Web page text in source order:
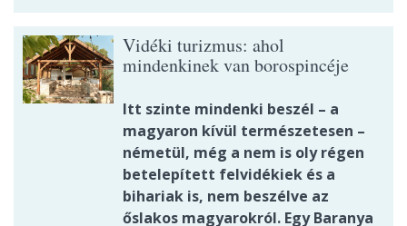
Vidéki turizmus: ahol
mindenkinek van borospincéje
Itt szinte mindenki beszél – a
magyaron kívül természetesen –
németül, még a nem is oly régen
betelepített felvidékiek és a
bihariak is, nem beszélve az
őslakos magyarokról. Egy Baranya